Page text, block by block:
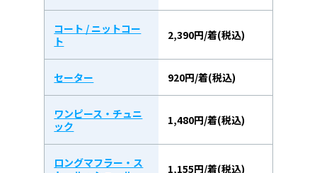
コート / ニットコー
ト
2,390円/着(税込)
セーター 920円/着(税込)
ワンピース・チュニ
ック
1,480円/着(税込)
ロングマフラー・ス
1,155円/着(税込)